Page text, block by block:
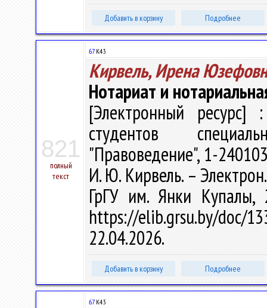
Добавить в корзину Подробнее
821
полный
текст
67К43
Кирвель, Ирена
Нотариат и
[Электронный ресурс]
студентов
"Правоведение", 1-
И. Ю. Кирвель. –
ГрГУ им. Янки
https://elib.grsu.by/doc/
22.04.2026.
Добавить в корзину Подробнее
67К43